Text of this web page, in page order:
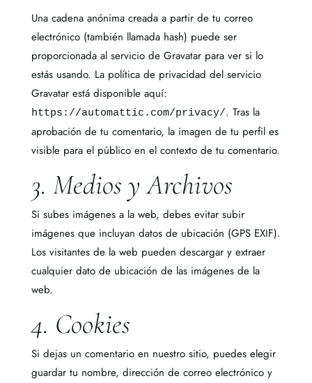
Una cadena anónima creada a partir de tu correo
electrónico (también llamada hash) puede ser
proporcionada al servicio de Gravatar para ver si lo
estás usando. La política de privacidad del servicio
Gravatar está disponible aquí:
https://automattic.com/privacy/. Tras la
aprobación de tu comentario, la imagen de tu perfil es
visible para el público en el contexto de tu comentario.
3. Medios y Archivos
Si subes imágenes a la web, debes evitar subir
imágenes que incluyan datos de ubicación (GPS EXIF).
Los visitantes de la web pueden descargar y extraer
cualquier dato de ubicación de las imágenes de la
web.
4. Cookies
Si dejas un comentario en nuestro sitio, puedes elegir
guardar tu nombre, dirección de correo electrónico y